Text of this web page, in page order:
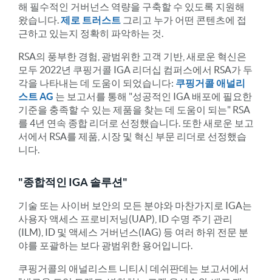
해 필수적인 거버넌스 역량을 구축할 수 있도록 지원해
왔습니다. 제로 트러스트 그리고 누가 어떤 콘텐츠에 접
근하고 있는지 정확히 파악하는 것.
RSA의 풍부한 경험, 광범위한 고객 기반, 새로운 혁신은
모두 2022년 쿠핑거콜 IGA 리더십 컴퍼스에서 RSA가 두
각을 나타내는 데 도움이 되었습니다: 쿠핑거콜 애널리
스트 AG 는 보고서를 통해 "성공적인 IGA 배포에 필요한
기준을 충족할 수 있는 제품을 찾는 데 도움이 되는" RSA
를 4년 연속 종합 리더로 선정했습니다. 또한 새로운 보고
서에서 RSA를 제품, 시장 및 혁신 부문 리더로 선정했습
니다.
"종합적인 IGA 솔루션"
기술 또는 사이버 보안의 모든 분야와 마찬가지로 IGA는
사용자 액세스 프로비저닝(UAP), ID 수명 주기 관리
(ILM), ID 및 액세스 거버넌스(IAG) 등 여러 하위 전문 분
야를 포괄하는 보다 광범위한 용어입니다.
쿠핑거콜의 애널리스트 니티시 데쉬판데는 보고서에서